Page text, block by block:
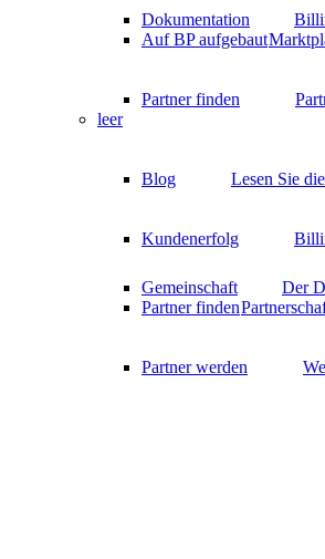
Dokumentation
Auf BP aufgebaut
Partner finden
leer
Blog Lesen Sie
Kundenerfolg
Gemeinschaft
Der
Partner finden
Partner werden